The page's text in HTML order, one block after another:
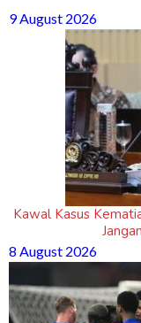
9 August 2026
Kawal Kasus
8 August 2026